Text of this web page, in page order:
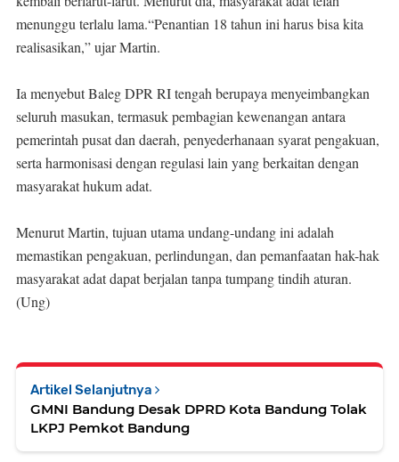
menunggu terlalu lama.“Penantian 18 tahun ini harus bisa kita
realisasikan,” ujar Martin.
Ia menyebut Baleg DPR RI tengah berupaya menyeimbangkan
seluruh masukan, termasuk pembagian kewenangan antara
pemerintah pusat dan daerah, penyederhanaan syarat pengakuan,
serta harmonisasi dengan regulasi lain yang berkaitan dengan
masyarakat hukum adat.
Menurut Martin, tujuan utama undang-undang ini adalah
memastikan pengakuan, perlindungan, dan pemanfaatan hak-hak
masyarakat adat dapat berjalan tanpa tumpang tindih aturan.
(Ung)
Artikel Selanjutnya
GMNI Bandung Desak DPRD Kota Bandung Tolak
LKPJ Pemkot Bandung